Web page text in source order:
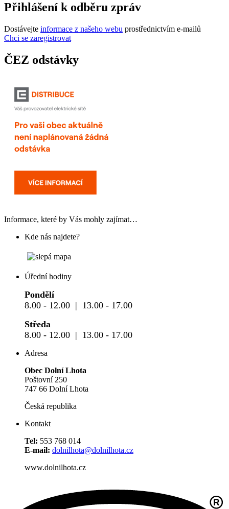
Přihlášení k odběru zpráv
Dostávejte informace z našeho webu prostřednictvím e-mailů
Chci se zaregistrovat
ČEZ odstávky
Informace, které by Vás mohly zajímat…
Kde nás najdete?
Úřední hodiny
Pondělí
8.00 - 12.00 | 13.00 - 17.00
Středa
8.00 - 12.00 | 13.00 - 17.00
Adresa
Obec Dolní Lhota
Poštovní 250
747 66 Dolní Lhota
Česká republika
Kontakt
Tel: 553 768 014
E-mail: dolnilhota@dolnilhota.cz
www.dolnilhota.cz